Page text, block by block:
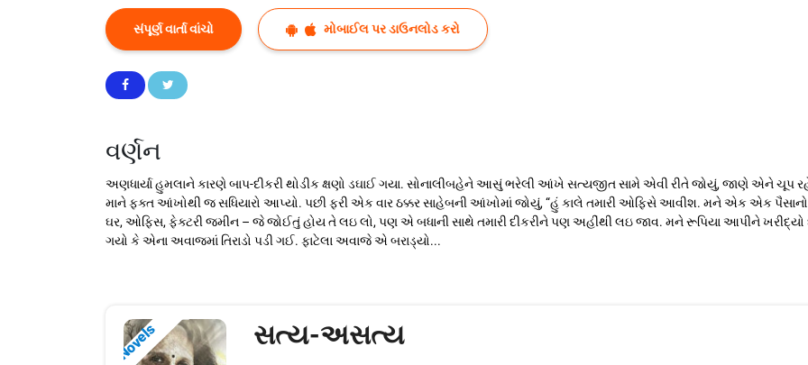
સંપૂર્ણ વાર્તા વાંચો મોબાઈલ પર ડાઉનલોડ કરો
વર્ણન
અણધાર્યા હુમલાને કારણે બાપ-દીકરી થોડીક ક્ષણો ડઘાઈ ગયા. સોનાલીબહેને આસું ભરેલી આંખે સત્યજીત સામે એવી રીતે જોયું, જાણે એને ચૂપ
માને ફક્ત આંખોથી જ સધિયારો આપ્યો. પછી ફરી એક વાર ઠક્કર સાહેબની આંખોમાં જોયું, “હું કાલે તમારી ઓફિસે આવીશ. મને એક એક
ઘર, ઓફિસ, ફેક્ટરી જમીન – જે જોઈતું હોય તે લઇ લો, પણ એ બધાની સાથે તમારી દીકરીને પણ અહીંથી લઇ જાવ. મને રૂપિયા આપીને
ગયો કે એના અવાજમાં તિરાડો પડી ગઈ. ફાટેલા અવાજે એ બરાડ્યો...
Novels સત્ય-અસત્ય